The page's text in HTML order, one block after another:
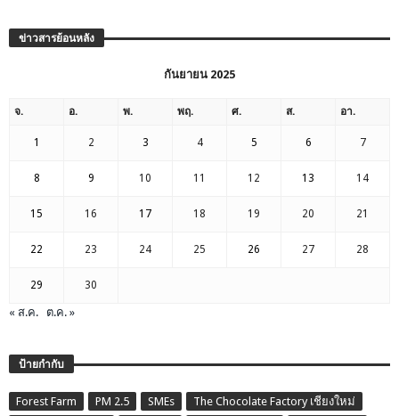
ข่าวสารย้อนหลัง
กันยายน 2025
จ. อ. พ. พฤ. ศ. ส. อา.
1 2 3 4 5 6 7
8 9 10 11 12 13 14
15 16 17 18 19 20 21
22 23 24 25 26 27 28
29 30
« ส.ค. ต.ค. »
ป้ายกำกับ
Forest Farm PM 2.5 SMEs
The Chocolate Factory เชียงใหม่